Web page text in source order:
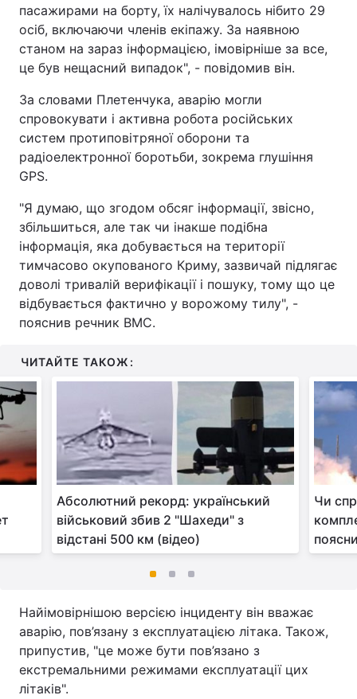
пасажирами на борту, їх налічувалось нібито 29
осіб, включаючи членів екіпажу. За наявною
станом на зараз інформацією, імовірніше за все,
це був нещасний випадок", - повідомив він.
За словами Плетенчука, аварію могли
спровокувати і активна робота російських
систем протиповітряної оборони та
радіоелектронної боротьби, зокрема глушіння
GPS.
"Я думаю, що згодом обсяг інформації, звісно,
збільшиться, але так чи інакше подібна
інформація, яка добувається на території
тимчасово окупованого Криму, зазвичай підлягає
доволі тривалій верифікації і пошуку, тому що це
відбувається фактично у ворожому тилу", -
пояснив речник ВМС.
ЧИТАЙТЕ ТАКОЖ:
Абсолютний рекорд: український
військовий збив 2 "Шахеди" з
відстані 500 км (відео)
Чи
Найімовірнішою версією інциденту він вважає
аварію, пов’язану з експлуатацією літака. Також,
припустив, "це може бути пов’язано з
екстремальними режимами експлуатації цих
літаків".